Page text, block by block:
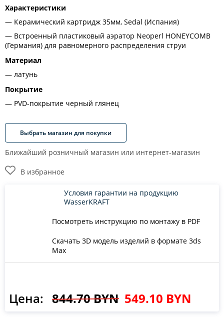
Характеристики
Керамический картридж 35мм, Sedal (Испания)
Встроенный пластиковый аэратор Neoperl HONEYCOMB
(Германия) для равномерного распределения струи
Материал
латунь
Покрытие
PVD-покрытие черный глянец
Выбрать магазин для покупки
Ближайший розничный магазин или интернет-магазин
В избранное
Посмотреть инструкцию по монтажу в PDF
Скачать 3D модель изделий в формате 3ds
Max
Условия гарантии на продукцию
WasserKRAFT
Цена: 844.70 BYN 549.10 BYN